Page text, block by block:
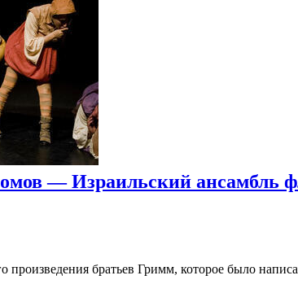
— Израильский ансамбль
произведения братьев Гримм, которое было